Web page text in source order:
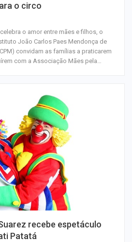
o circo
o amor entre mães e filhos, o
João Carlos Paes Mendonça de
convidam as famílias a praticarem
com a Associação Mães pela…
recebe espetáculo
Patatá